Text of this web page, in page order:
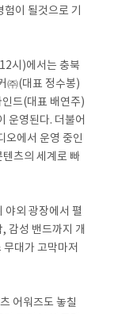
이 될것으로 기
시)에서는 충북
㈜(대표 정수봉)
인드(대표 배연주)
운영된다. 더불어
에서 운영 중인
츠의 세계로 빠
야외 광장에서 펼
감성 밴드까지 개
대가 고막마저
어워즈도 놓칠